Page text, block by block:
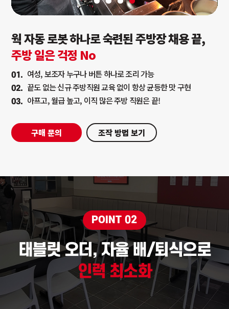
웍 자동 로봇 하나로 숙련된 주방장 채용 끝,
주방 일은 걱정 No
01. 여성, 보조자 누구나 버튼 하나로 조리 가능
02. 끝도 없는 신규 주방직원 교육 없이 항상 균등한 맛 구현
03. 아프고, 월급 높고, 이직 많은 주방 직원은 끝!
구매 문의 조작 방법 보기
POINT 02
태블릿 오더, 자율 배/퇴식으로
인력 최소화